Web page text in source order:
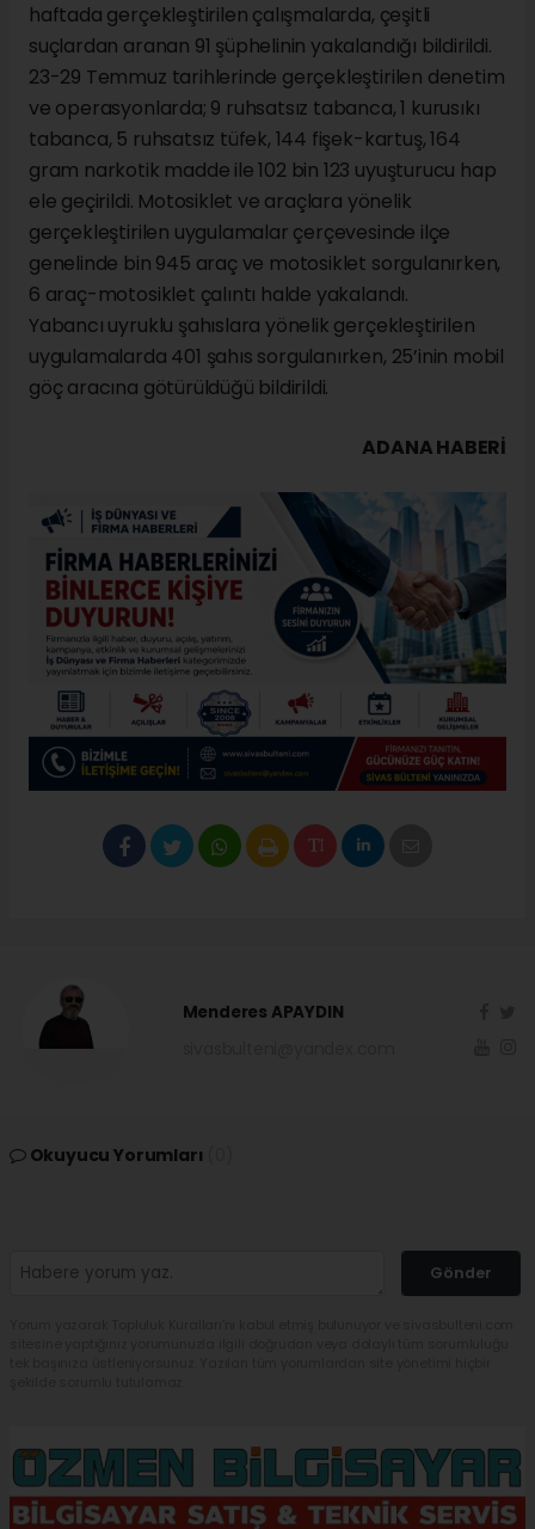
haftada gerçekleştirilen çalışmalarda, çeşitli
suçlardan aranan 91 şüphelinin yakalandığı bildirildi.
23-29 Temmuz tarihlerinde gerçekleştirilen denetim
ve operasyonlarda; 9 ruhsatsız tabanca, 1 kurusıkı
tabanca, 5 ruhsatsız tüfek, 144 fişek-kartuş, 164
gram narkotik madde ile 102 bin 123 uyuşturucu hap
ele geçirildi. Motosiklet ve araçlara yönelik
gerçekleştirilen uygulamalar çerçevesinde ilçe
genelinde bin 945 araç ve motosiklet sorgulanırken,
6 araç-motosiklet çalıntı halde yakalandı.
Yabancı uyruklu şahıslara yönelik gerçekleştirilen
uygulamalarda 401 şahıs sorgulanırken, 25’inin mobil
göç aracına götürüldüğü bildirildi.
ADANA HABERİ
Menderes APAYDIN
Okuyucu Yorumları
Gönder